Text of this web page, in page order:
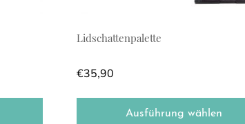
Lidschattenpalette
€35,90
Ausführung wählen